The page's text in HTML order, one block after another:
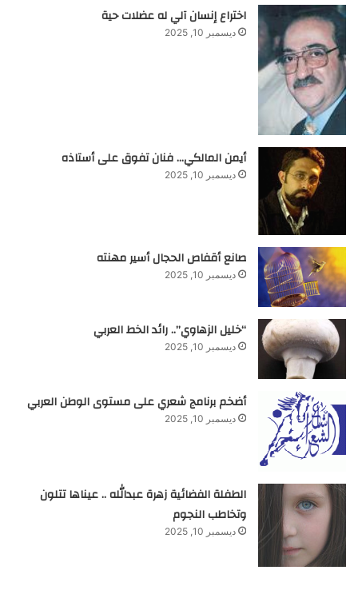
اختراع إنسان آلي له عضلات حية
ديسمبر 10, 2025
أيمن المالكي… فنان تفوق على أستاذه
ديسمبر 10, 2025
صانع أقفاص الحجال أسير مهنته
ديسمبر 10, 2025
“خليل الزهاوي”.. رائد الخط العربي
ديسمبر 10, 2025
أضخم برنامج شعري على مستوى الوطن العربي
ديسمبر 10, 2025
الطفلة الفضائية زهرة عبدالله .. عيناها تتلون
وتخاطب النجوم
ديسمبر 10, 2025